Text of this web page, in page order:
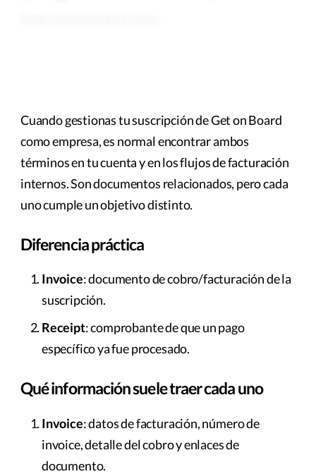
Cuando gestionas tu suscripción de Get on Board
como empresa, es normal encontrar ambos
términos en tu cuenta y en los flujos de facturación
internos. Son documentos relacionados, pero cada
uno cumple un objetivo distinto.
Diferencia práctica
Invoice: documento de cobro/facturación de la
suscripción.
Receipt: comprobante de que un pago
específico ya fue procesado.
Qué información suele traer cada uno
Invoice: datos de facturación, número de
invoice, detalle del cobro y enlaces de
documento.